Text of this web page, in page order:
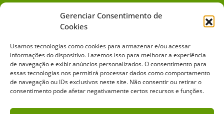
Gerenciar Consentimento de
Cookies
Usamos tecnologias como cookies para armazenar e/ou acessar
informações do dispositivo. Fazemos isso para melhorar a experiência
de navegação e exibir anúncios personalizados. O consentimento para
essas tecnologias nos permitirá processar dados como comportamento
de navegação ou IDs exclusivos neste site. Não consentir ou retirar o
consentimento pode afetar negativamente certos recursos e funções.
Mídia Kit